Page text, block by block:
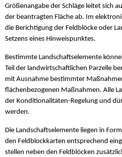
Größenangabe der Schläge leitet sich
der beantragten Fläche ab. Im
die Berichtigung der Feldblöcke oder
Setzens eines Hinweispunktes.
Bestimmte Landschaftselemente
Teil der landwirtschaftlichen Parzelle
mit Ausnahme bestimmter
flächenbezogenen Maßnahmen. Alle
der Konditionalitäten-Regelung und
werden.
Die Landschaftselemente liegen in
den Feldblockkarten entsprechend
stellen neben den Feldblöcken